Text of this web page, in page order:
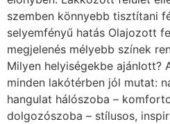
szemben könnyebb tisztítani
selyemfényű hatás Olajozott
megjelenés mélyebb színek
Milyen helyiségekbe ajánlott?
minden lakótérben jól mutat:
hangulat hálószoba –
dolgozószoba – stílusos,